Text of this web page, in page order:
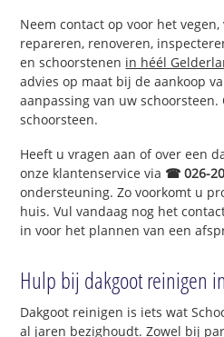
Neem contact op voor het
repareren, renoveren,
en schoorstenen in héél
advies op maat bij de aankoop
aanpassing van uw schoorsteen.
schoorsteen.
Heeft u vragen aan of over een
onze klantenservice via ☎ 026-
ondersteuning. Zo voorkomt u
huis. Vul vandaag nog het
in voor het plannen van een
Hulp bij dakgoot reinigen
Dakgoot reinigen is iets wat
al jaren bezighoudt. Zowel bij